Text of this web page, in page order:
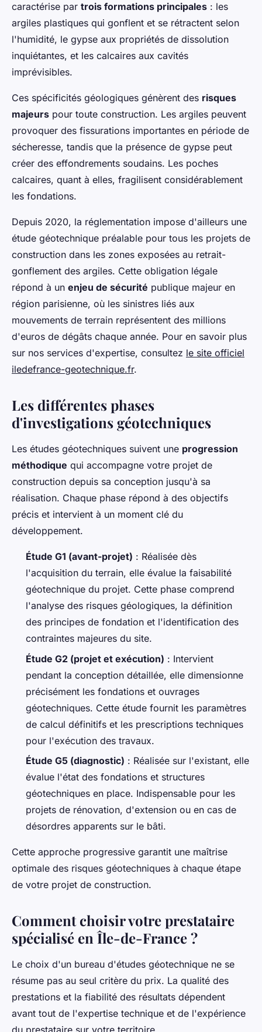
caractérise par trois formations principales : les
argiles plastiques qui gonflent et se rétractent selon
l'humidité, le gypse aux propriétés de dissolution
inquiétantes, et les calcaires aux cavités
imprévisibles.
Ces spécificités géologiques génèrent des risques
majeurs pour toute construction. Les argiles peuvent
provoquer des fissurations importantes en période de
sécheresse, tandis que la présence de gypse peut
créer des effondrements soudains. Les poches
calcaires, quant à elles, fragilisent considérablement
les fondations.
Depuis 2020, la réglementation impose d'ailleurs une
étude géotechnique préalable pour tous les projets de
construction dans les zones exposées au retrait-
gonflement des argiles. Cette obligation légale
répond à un enjeu de sécurité publique majeur en
région parisienne, où les sinistres liés aux
mouvements de terrain représentent des millions
d'euros de dégâts chaque année. Pour en savoir plus
sur nos services d'expertise, consultez le site officiel
iledefrance-geotechnique.fr.
Les différentes phases
d'investigations géotechniques
Les études géotechniques suivent une progression
méthodique qui accompagne votre projet de
construction depuis sa conception jusqu'à sa
réalisation. Chaque phase répond à des objectifs
précis et intervient à un moment clé du
développement.
Étude G1 (avant-projet) : Réalisée dès
l'acquisition du terrain, elle évalue la faisabilité
géotechnique du projet. Cette phase comprend
l'analyse des risques géologiques, la définition
des principes de fondation et l'identification des
contraintes majeures du site.
Étude G2 (projet et exécution) : Intervient
pendant la conception détaillée, elle dimensionne
précisément les fondations et ouvrages
géotechniques. Cette étude fournit les paramètres
de calcul définitifs et les prescriptions techniques
pour l'exécution des travaux.
Étude G5 (diagnostic) : Réalisée sur l'existant, elle
évalue l'état des fondations et structures
géotechniques en place. Indispensable pour les
projets de rénovation, d'extension ou en cas de
désordres apparents sur le bâti.
Cette approche progressive garantit une maîtrise
optimale des risques géotechniques à chaque étape
de votre projet de construction.
Comment choisir votre prestataire
spécialisé en Île-de-France ?
Le choix d'un bureau d'études géotechnique ne se
résume pas au seul critère du prix. La qualité des
prestations et la fiabilité des résultats dépendent
avant tout de l'expertise technique et de l'expérience